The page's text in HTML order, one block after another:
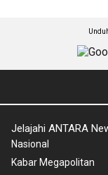
Jelajahi ANTARA
Nasional
Kabar Megapolitan